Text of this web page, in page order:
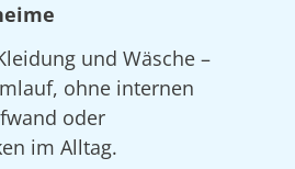
und Wäsche –
ohne internen
oder
im Alltag.